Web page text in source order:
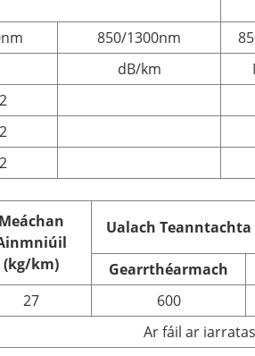
850/1300nm
dB/km
Meáchan
(kg/km)
Ualach
Gearrthéarmach
27 600
Ar fáil ar